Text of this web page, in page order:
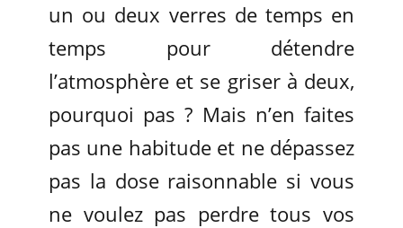
un ou deux verres de temps en
temps pour détendre
l’atmosphère et se griser à deux,
pourquoi pas ? Mais n’en faites
pas une habitude et ne dépassez
pas la dose raisonnable si vous
ne voulez pas perdre tous vos